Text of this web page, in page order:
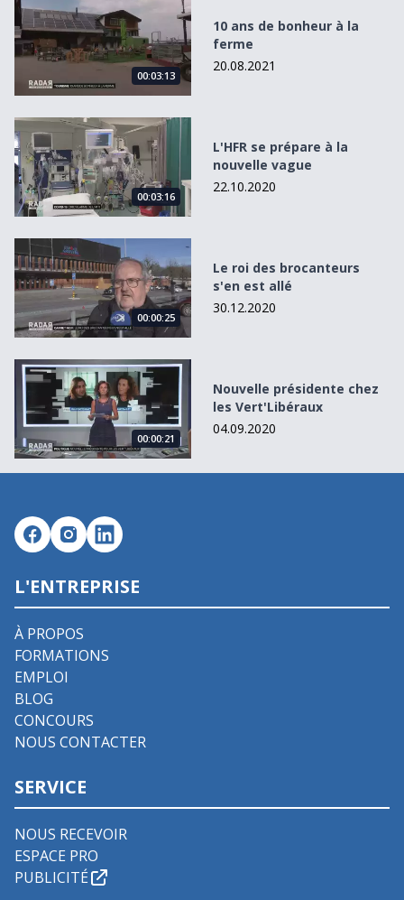
10 ans de bonheur à la ferme
00:03:13
10 ans de bonheur à la
ferme
20.08.2021
L&#039;HFR se prépare à la nouvelle vague
00:03:16
L'HFR se prépare à la
nouvelle vague
22.10.2020
Le roi des brocanteurs s&#039;en est allé
00:00:25
Le roi des brocanteurs
s'en est allé
30.12.2020
Nouvelle présidente chez les Vert&#039;Libéraux
00:00:21
Nouvelle présidente chez
les Vert'Libéraux
04.09.2020
L'ENTREPRISE
À PROPOS
FORMATIONS
EMPLOI
BLOG
CONCOURS
NOUS CONTACTER
SERVICE
NOUS RECEVOIR
ESPACE PRO
PUBLICITÉ